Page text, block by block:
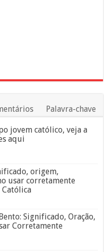
Palavra-chave
jovem católico, veja a
aqui
origem,
usar corretamente
Significado, Oração,
Corretamente